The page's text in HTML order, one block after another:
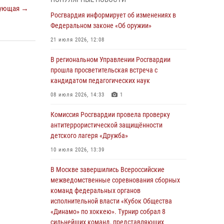
→
21 единицу оружия изъяли Псковские
Росгвардейцы принимают участие в
обеспечении общественной безопасности во
время празднования Дня ВДВ
За минувшие сутки Псковские росгвардейцы
выезжали два раза на улицу Труда
31 июля 2026, 13:53
В Санкт-Петербурге прошел окружной этап
ежегодного Всероссийского конкурса
профессионального мастерства среди
сотрудников вневедомственной охраны
Росгвардии, Псковские Росгвардейцы
одержали победу
Росгвардия информирует об изменениях в
Федеральном законе «Об оружии»
21 июля 2026, 12:08
В региональном Управлении Росгвардии
прошла просветительская встреча с
кандидатом педагогических наук
08 июля 2026, 14:33 1
Комиссия Росгвардии провела проверку
антитеррористической защищённости
детского лагеря «Дружба»
10 июля 2026, 13:39
В Москве завершились Всероссийские
межведомственные соревнования сборных
команд федеральных органов
исполнительной власти «Кубок Общества
«Динамо» по хоккею». Турнир собрал 8
сильнейших команд, представляющих